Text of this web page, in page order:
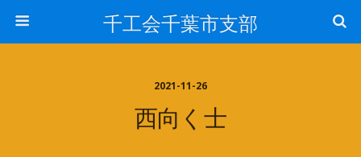
千工会千葉市支部
2021-11-26
西向く士